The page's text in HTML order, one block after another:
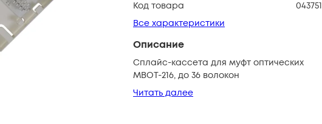
Код товара
043751
Все характеристики
Описание
Сплайс-кассета для муфт оптических
МВОТ-216, до 36 волокон
Читать далее